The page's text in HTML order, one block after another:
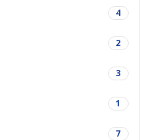
4
2
3
1
7